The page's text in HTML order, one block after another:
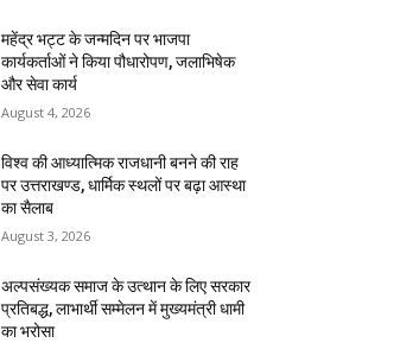
महेंद्र भट्ट के जन्मदिन पर भाजपा
कार्यकर्ताओं ने किया पौधारोपण, जलाभिषेक
और सेवा कार्य
August 4, 2026
विश्व की आध्यात्मिक राजधानी बनने की राह
पर उत्तराखण्ड, धार्मिक स्थलों पर बढ़ा आस्था
का सैलाब
August 3, 2026
अल्पसंख्यक समाज के उत्थान के लिए सरकार
प्रतिबद्ध, लाभार्थी सम्मेलन में मुख्यमंत्री धामी
का भरोसा